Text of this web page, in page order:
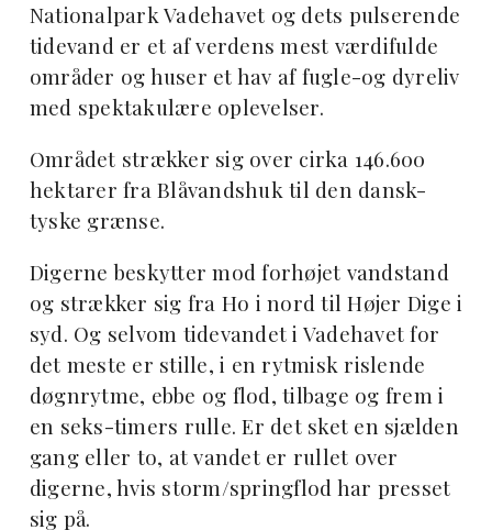
Nationalpark Vadehavet og dets pulserende
tidevand er et af verdens mest værdifulde
områder og huser et hav af fugle-og dyreliv
med spektakulære oplevelser.
Området strækker sig over cirka 146.600
hektarer fra Blåvandshuk til den dansk-
tyske grænse.
Digerne beskytter mod forhøjet vandstand
og strækker sig fra Ho i nord til Højer Dige i
syd. Og selvom tidevandet i Vadehavet for
det meste er stille, i en rytmisk rislende
døgnrytme, ebbe og flod, tilbage og frem i
en seks-timers rulle. Er det sket en sjælden
gang eller to, at vandet er rullet over
digerne, hvis storm/springflod har presset
sig på.